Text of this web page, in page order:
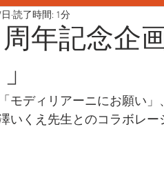
周年記念企
読了時間: 1分
モディリアーニにお願い
いくえ先生とのコラボレー